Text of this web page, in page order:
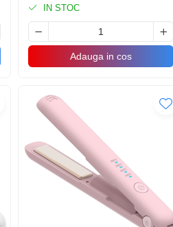
IN STOC
Adauga in cos